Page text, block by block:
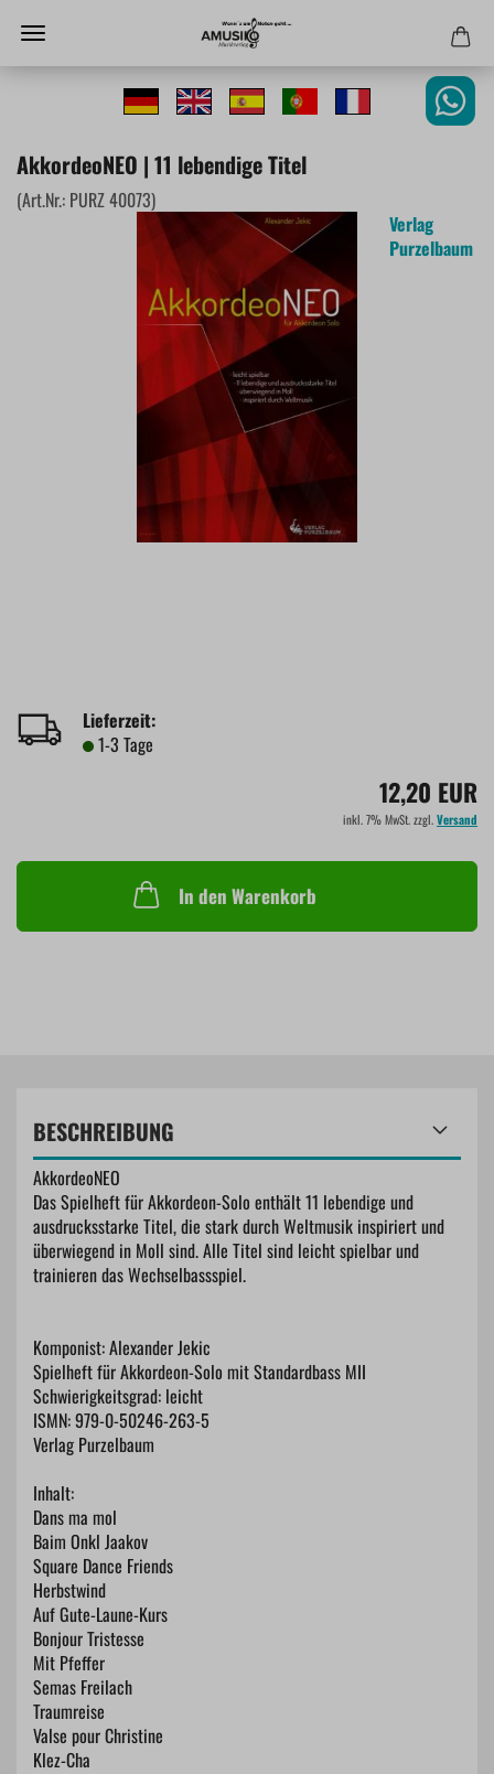
AkkordeoNEO | 11 lebendige Titel
(Art.Nr.: PURZ 40073)
Verlag
Purzelbaum
Lieferzeit:
1-3 Tage
12,20 EUR
inkl. 7% MwSt. zzgl.Versand
In den Warenkorb
BESCHREIBUNG
AkkordeoNEO
Das Spielheft für Akkordeon-Solo enthält 11 lebendige und
ausdrucksstarke Titel, die stark durch Weltmusik inspiriert und
überwiegend in Moll sind. Alle Titel sind leicht spielbar und
trainieren das Wechselbassspiel.
Komponist: Alexander Jekic
Spielheft für Akkordeon-Solo mit Standardbass MII
Schwierigkeitsgrad: leicht
ISMN: 979-0-50246-263-5
Verlag Purzelbaum
Inhalt:
Dans ma mol
Baim Onkl Jaakov
Square Dance Friends
Herbstwind
Auf Gute-Laune-Kurs
Bonjour Tristesse
Mit Pfeffer
Semas Freilach
Traumreise
Valse pour Christine
Klez-Cha